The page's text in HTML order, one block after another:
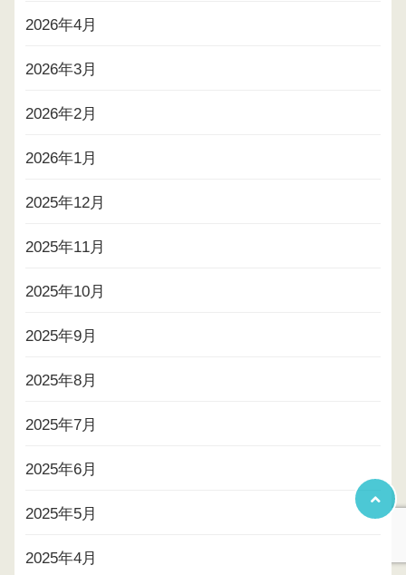
2026年4月
2026年3月
2026年2月
2026年1月
2025年12月
2025年11月
2025年10月
2025年9月
2025年8月
2025年7月
2025年6月
2025年5月
2025年4月